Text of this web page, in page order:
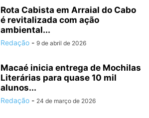
Rota Cabista em Arraial do Cabo
é revitalizada com ação
ambiental...
Redação - 9 de abril de 2026
Macaé inicia entrega de Mochilas
Literárias para quase 10 mil
alunos...
Redação - 24 de março de 2026